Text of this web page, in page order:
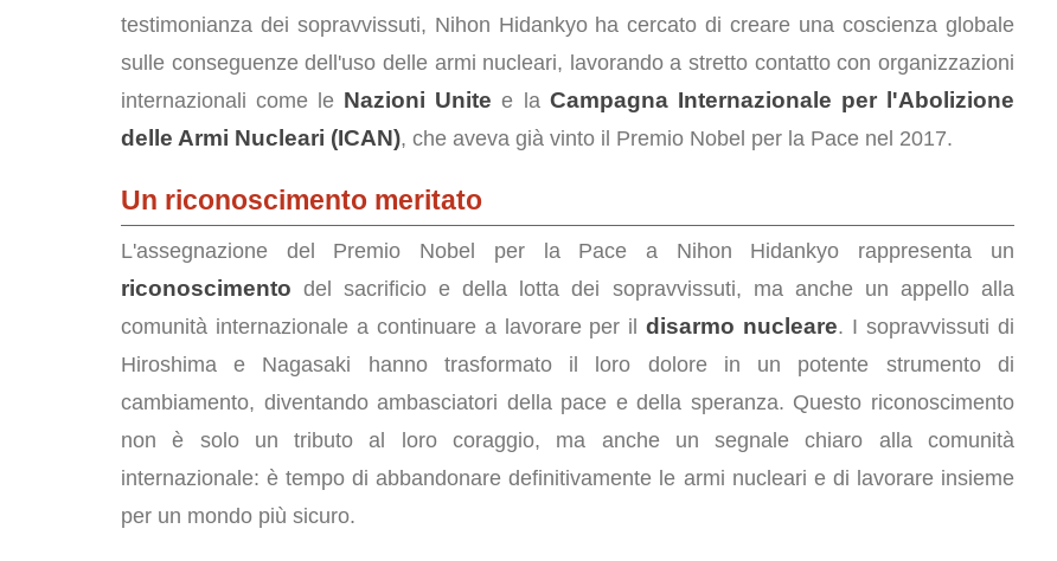
testimonianza dei sopravvissuti, Nihon Hidankyo ha cercato di creare una coscienza globale
sulle conseguenze dell'uso delle armi nucleari, lavorando a stretto contatto con organizzazioni
internazionali come le Nazioni Unite e la Campagna Internazionale per l'Abolizione
delle Armi Nucleari (ICAN), che aveva già vinto il Premio Nobel per la Pace nel 2017.
Un riconoscimento meritato
L'assegnazione del Premio Nobel per la Pace a Nihon Hidankyo rappresenta un
riconoscimento del sacrificio e della lotta dei sopravvissuti, ma anche un appello alla
comunità internazionale a continuare a lavorare per ildisarmo nucleare. I sopravvissuti di
Hiroshima e Nagasaki hanno trasformato il loro dolore in un potente strumento di
cambiamento, diventando ambasciatori della pace e della speranza. Questo riconoscimento
non è solo un tributo al loro coraggio, ma anche un segnale chiaro alla comunità
internazionale: è tempo di abbandonare definitivamente le armi nucleari e di lavorare insieme
per un mondo più sicuro.